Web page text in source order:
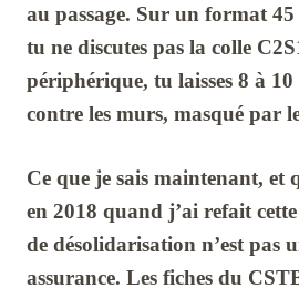
au passage. Sur un format 45
tu ne discutes pas la colle
périphérique, tu laisses 8 à 10
contre les murs, masqué par
Ce que je sais maintenant, et
en 2018 quand j’ai refait
de désolidarisation n’est pas
assurance. Les fiches du